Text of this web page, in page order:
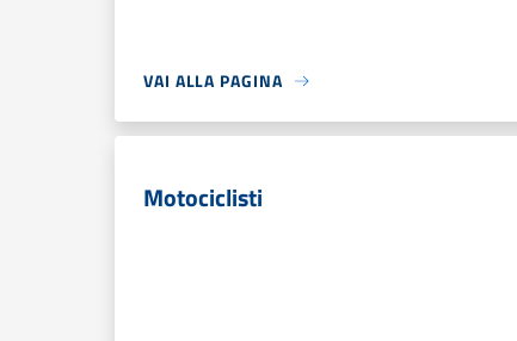
VAI ALLA PAGINA
Motociclisti